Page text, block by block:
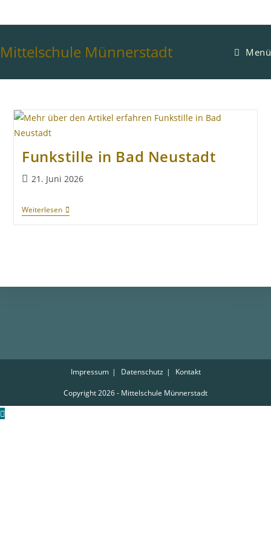
Mittelschule Münnerstadt Menü
Funkstille in Bad Neustadt
21. Juni 2026
Weiterlesen
Impressum Datenschutz Kontakt
Copyright 2026 - Mittelschule Münnerstadt